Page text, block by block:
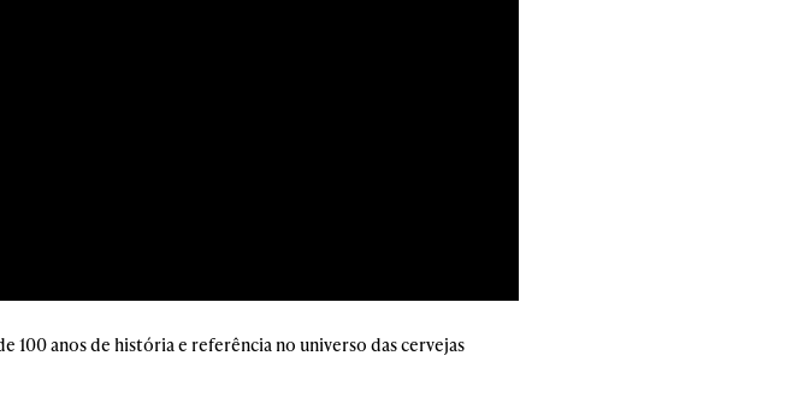
100 anos de história e referência no universo das cervejas